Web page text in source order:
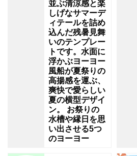
並ぶ清涼感と楽
しげなサマーデ
ィテールを詰め
込んだ残暑見舞
いのテンプレー
トです。水面に
浮かぶヨーヨー
風船が夏祭りの
高揚感を運ぶ、
爽快で愛らしい
夏の横型デザイ
ン。 お祭りの
水槽や縁日を思
い出させる5つ
のヨーヨー